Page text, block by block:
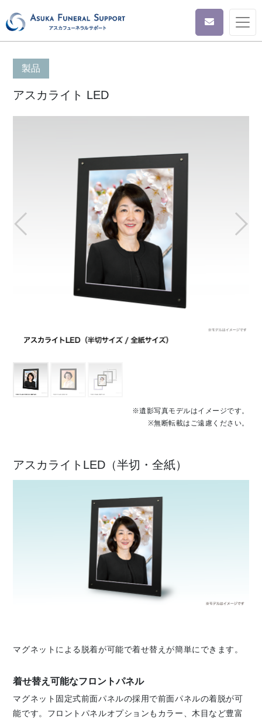
製品
アスカライト LED
※遺影写真モデルはイメージです。
※無断転載はご遠慮ください。
アスカライトLED（半切・全紙）
マグネットによる脱着が可能で着せ替えが簡単にできます。
着せ替え可能なフロントパネル
マグネット固定式前面パネルの採用で前面パネルの着脱が可
能です。フロントパネルオプションもカラー、木目など豊富